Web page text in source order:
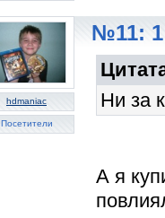
hdmaniac
Посетители
№11: 1
Ни за
А я